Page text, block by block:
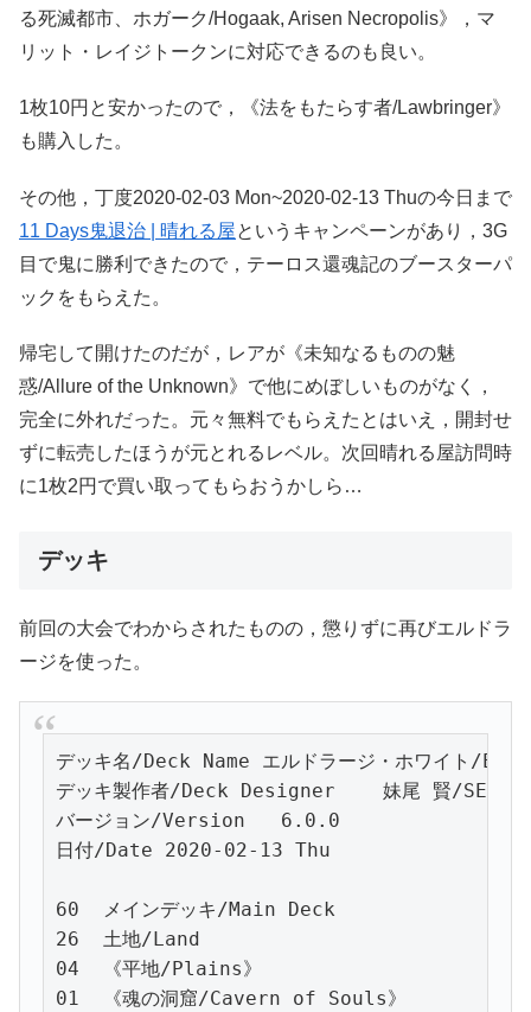
る死滅都市、ホガーク/Hogaak, Arisen Necropolis》，マ
リット・レイジトークンに対応できるのも良い。
1枚10円と安かったので，《法をもたらす者/Lawbringer》
も購入した。
その他，丁度2020-02-03 Mon~2020-02-13 Thuの今日まで
11 Days鬼退治 | 晴れる屋というキャンペーンがあり，3G
目で鬼に勝利できたので，テーロス還魂記のブースターパ
ックをもらえた。
帰宅して開けたのだが，レアが《未知なるものの魅
惑/Allure of the Unknown》で他にめぼしいものがなく，
完全に外れだった。元々無料でもらえたとはいえ，開封せ
ずに転売したほうが元とれるレベル。次回晴れる屋訪問時
に1枚2円で買い取ってもらおうかしら…
デッキ
前回の大会でわからされたものの，懲りずに再びエルドラ
ージを使った。
デッキ名/Deck Name エルドラージ・ホワイト/
デッキ製作者/Deck Designer    妹尾 賢/
バージョン/Version   6.0.0
日付/Date 2020-02-13 Thu
60  メインデッキ/Main Deck
26  土地/Land
04  《平地/Plains》
01  《魂の洞窟/Cavern of Souls》